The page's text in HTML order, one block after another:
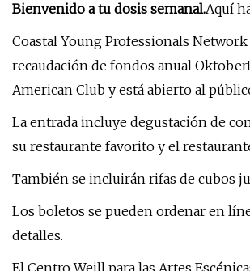
Bienvenido a tu dosis semanal.Aquí
Coastal Young Professionals
recaudación de fondos anual
American Club y está abierto al
La entrada incluye degustación de
su restaurante favorito y el
También se incluirán rifas de cubos
Los boletos se pueden ordenar en
detalles.